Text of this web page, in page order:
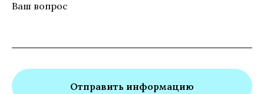
Ваш вопрос
Отправить информацию